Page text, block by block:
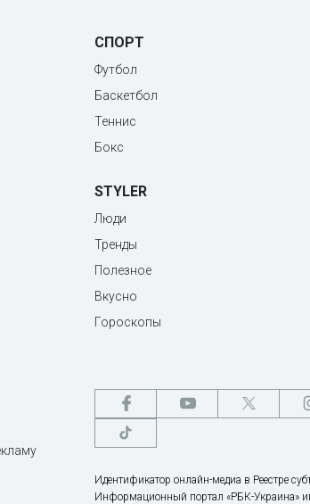
СПОРТ
Футбол
Баскетбол
Теннис
Бокс
STYLER
Люди
Тренды
Полезное
Вкусно
Гороскопы
Идентификатор онлайн-медиа в Реестре
Информационный портал «РБК-Украина»